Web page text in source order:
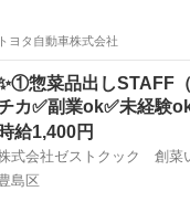
トヨタ自動車株式会社
惣菜品出しSTAFF
カ✅副業ok✅未経験
時給1,400円
式会社ゼストクック 創
島区